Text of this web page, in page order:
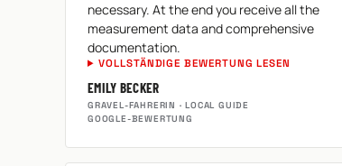
necessary. At the end you receive all the
measurement data and comprehensive
documentation.
VOLLSTÄNDIGE BEWERTUNG LESEN
EMILY BECKER
GRAVEL-FAHRERIN · LOCAL GUIDE
GOOGLE-BEWERTUNG